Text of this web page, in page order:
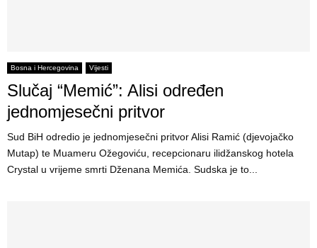
Bosna i Hercegovina Vijesti
Slučaj “Memić”: Alisi određen
jednomjesečni pritvor
Sud BiH odredio je jednomjesečni pritvor Alisi Ramić (djevojačko
Mutap) te Muameru Ožegoviću, recepcionaru ilidžanskog hotela
Crystal u vrijeme smrti Dženana Memića. Sudska je to...